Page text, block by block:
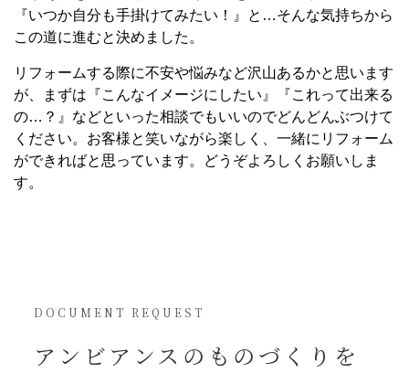
『いつか自分も手掛けてみたい！』と…そんな気持ちから
この道に進むと決めました。
リフォームする際に不安や悩みなど沢山あるかと思います
が、まずは『こんなイメージにしたい』『これって出来る
の…？』などといった相談でもいいのでどんどんぶつけて
ください。お客様と笑いながら楽しく、一緒にリフォーム
ができればと思っています。どうぞよろしくお願いしま
す。
DOCUMENT REQUEST
アンビアンスの ものづくりを